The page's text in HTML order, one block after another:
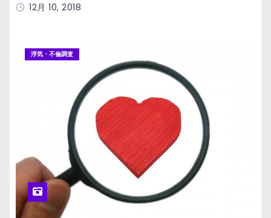
12月 10, 2018
浮気・不倫調査